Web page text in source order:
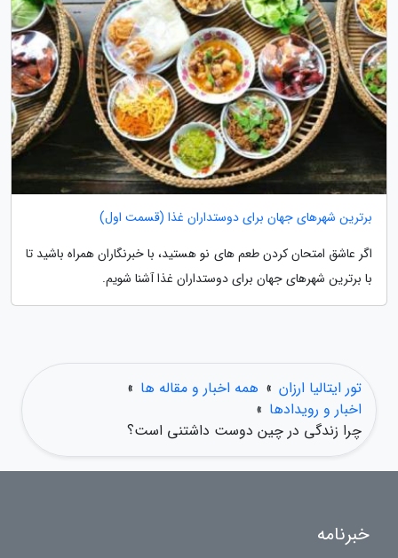
برترین شهرهای جهان برای دوستداران غذا (قسمت اول)
اگر عاشق امتحان کردن طعم های نو هستید، با خبرنگاران همراه باشید تا
با برترین شهرهای جهان برای دوستداران غذا آشنا شویم.
تور ایتالیا ارزان » همه اخبار و مقاله ها »
اخبار و رویدادها »
چرا زندگی در چین دوست داشتنی است؟
خبرنامه